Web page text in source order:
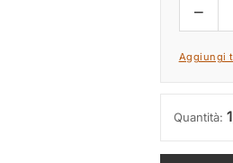
−
Aggiungi
Quantità: